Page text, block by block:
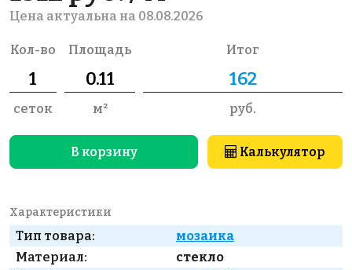
Цена актуальна на 08.08.2026
Кол-во
сеток
Площадь
м²
Итог
руб.
В корзину Калькулятор
Характеристики
Тип товара:
мозаика
Материал:
стекло